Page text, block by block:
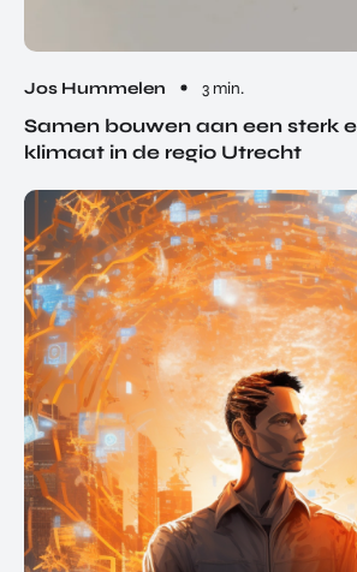
Jos Hummelen 3 min.
Samen bouwen aan een sterk
klimaat in de regio Utrecht